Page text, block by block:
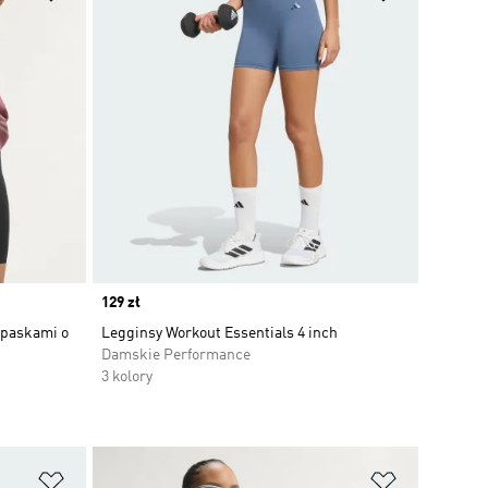
paskami o
Price
129 zł
Legginsy Workout Essentials 4 inch
Damskie Performance
3 kolory
Dodaj do listy życzeń